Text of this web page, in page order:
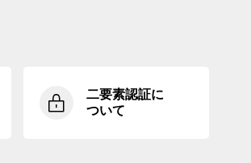
二要素認証に
ついて